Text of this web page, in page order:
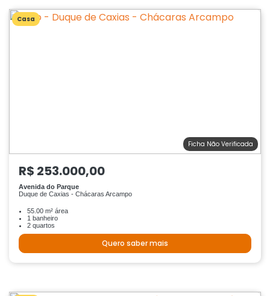
Casa
Ficha Não Verificada
R$ 253.000,00
Avenida do Parque
Duque de Caxias - Chácaras Arcampo
55.00 m² área
1 banheiro
2 quartos
Quero saber mais